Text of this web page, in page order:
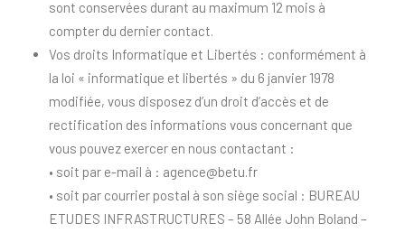
sont conservées durant au maximum 12 mois à
compter du dernier contact.
Vos droits Informatique et Libertés : conformément à
la loi « informatique et libertés » du 6 janvier 1978
modifiée, vous disposez d’un droit d’accès et de
rectification des informations vous concernant que
vous pouvez exercer en nous contactant :
• soit par e-mail à : agence@betu.fr
• soit par courrier postal à son siège social : BUREAU
ETUDES INFRASTRUCTURES – 58 Allée John Boland –